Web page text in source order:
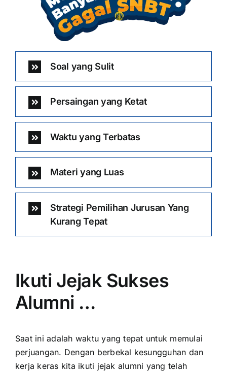
Soal yang Sulit
Persaingan yang Ketat
Waktu yang Terbatas
Materi yang Luas
Strategi Pemilihan Jurusan Yang
Kurang Tepat
Ikuti Jejak Sukses
Alumni …
Saat ini adalah waktu yang tepat untuk memulai
perjuangan. Dengan berbekal kesungguhan dan
kerja keras kita ikuti jejak alumni yang telah